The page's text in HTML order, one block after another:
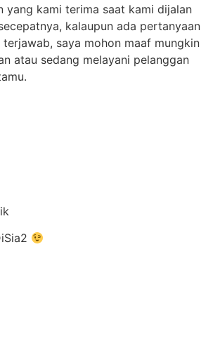
yang kami terima saat kami dijalan
kalaupun ada pertanyaan
saya mohon maaf mungkin
atau sedang melayani pelanggan